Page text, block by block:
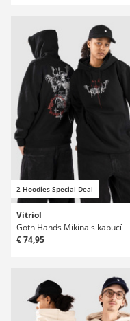
2 Hoodies Special Deal
Vitriol
Goth Hands Mikina s kapucí
€ 74,95